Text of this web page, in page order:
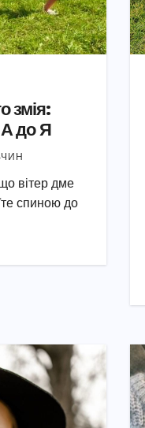
змія:
А до Я
вітер дме
спиною до